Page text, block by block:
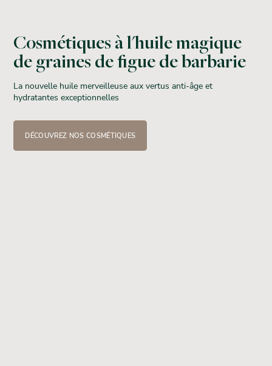
Cosmétiques à l'huile magique
de graines de figue de barbarie
La nouvelle huile merveilleuse aux vertus anti-âge et
hydratantes exceptionnelles
DÉCOUVREZ NOS COSMÉTIQUES